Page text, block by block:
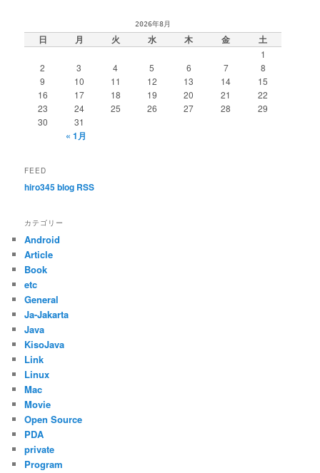
2026年8月
日 月 火 水 木 金 土
1
2
3 4 5 6 7
8
9
10 11 12 13 14
15
16
17 18 19 20 21
22
23
24 25 26 27 28
29
30
31
« 1月
FEED
hiro345 blog RSS
カテゴリー
Android
Article
Book
etc
General
Ja-Jakarta
Java
KisoJava
Link
Linux
Mac
Movie
Open Source
PDA
private
Program